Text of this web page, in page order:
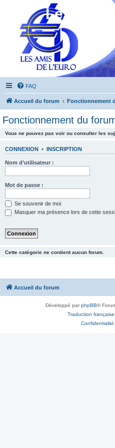
Les
FAQ
Accueil du forum Fonctionnement
Fonctionnement du
Vous ne pouvez pas voir ou consulter les
CONNEXION • INSCRIPTION
Nom d’utilisateur :
Mot de passe :
Se souvenir de moi
Masquer ma présence lors de cette
Cette catégorie ne contient aucun forum.
Accueil du forum
Développé parphpBB®
Traduction
Confidentialité